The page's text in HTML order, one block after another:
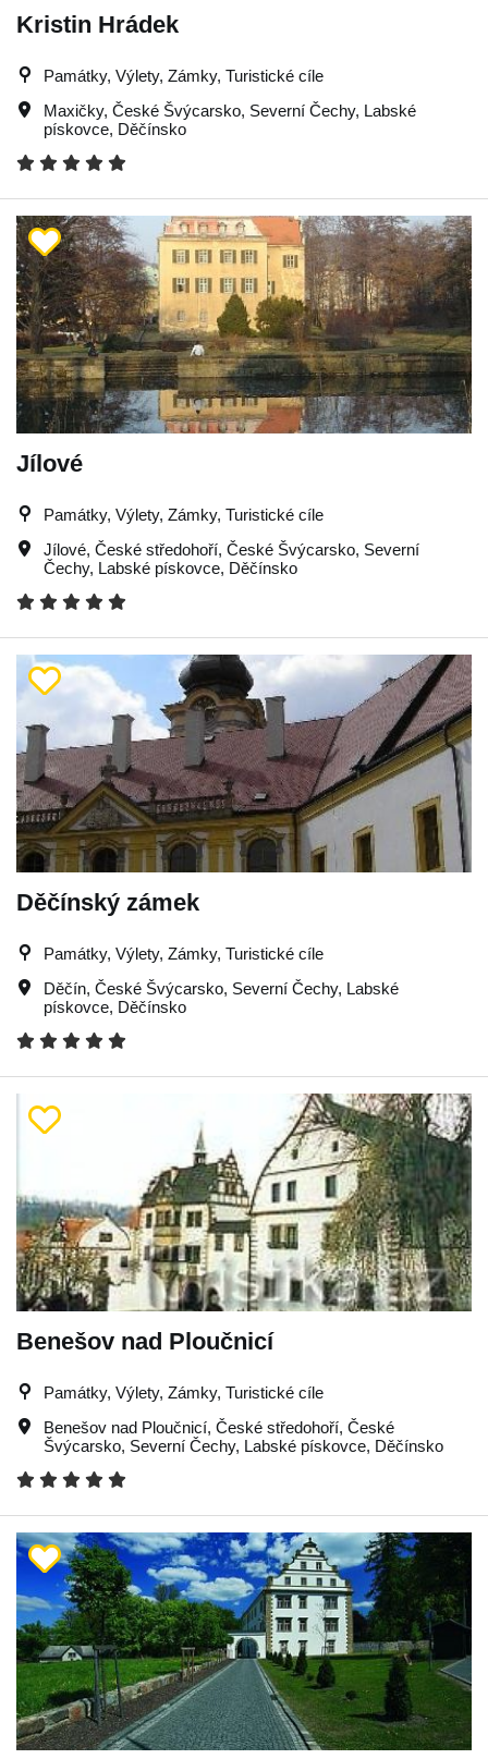
Kristin Hrádek
Památky, Výlety, Zámky, Turistické cíle
Maxičky, České Švýcarsko, Severní Čechy, Labské
pískovce, Děčínsko
Jílové
Památky, Výlety, Zámky, Turistické cíle
Jílové, České středohoří, České Švýcarsko, Severní
Čechy, Labské pískovce, Děčínsko
Děčínský zámek
Památky, Výlety, Zámky, Turistické cíle
Děčín, České Švýcarsko, Severní Čechy, Labské
pískovce, Děčínsko
Benešov nad Ploučnicí
Památky, Výlety, Zámky, Turistické cíle
Benešov nad Ploučnicí, České středohoří, České
Švýcarsko, Severní Čechy, Labské pískovce, Děčínsko